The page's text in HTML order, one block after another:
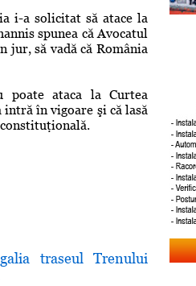
i-a solicitat să atace la
spunea că Avocatul
să vadă că România
poate ataca la Curtea
în vigoare şi că lasă
constituţională.
traseul Trenului